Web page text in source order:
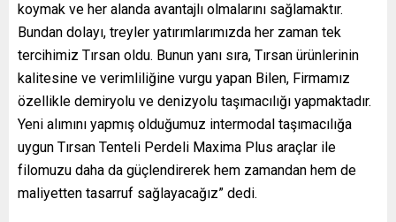
koymak ve her alanda avantajlı olmalarını sağlamaktır.
Bundan dolayı, treyler yatırımlarımızda her zaman tek
tercihimiz Tırsan oldu. Bunun yanı sıra, Tırsan ürünlerinin
kalitesine ve verimliliğine vurgu yapan Bilen, Firmamız
özellikle demiryolu ve denizyolu taşımacılığı yapmaktadır.
Yeni alımını yapmış olduğumuz intermodal taşımacılığa
uygun Tırsan Tenteli Perdeli Maxima Plus araçlar ile
filomuzu daha da güçlendirerek hem zamandan hem de
maliyetten tasarruf sağlayacağız” dedi.